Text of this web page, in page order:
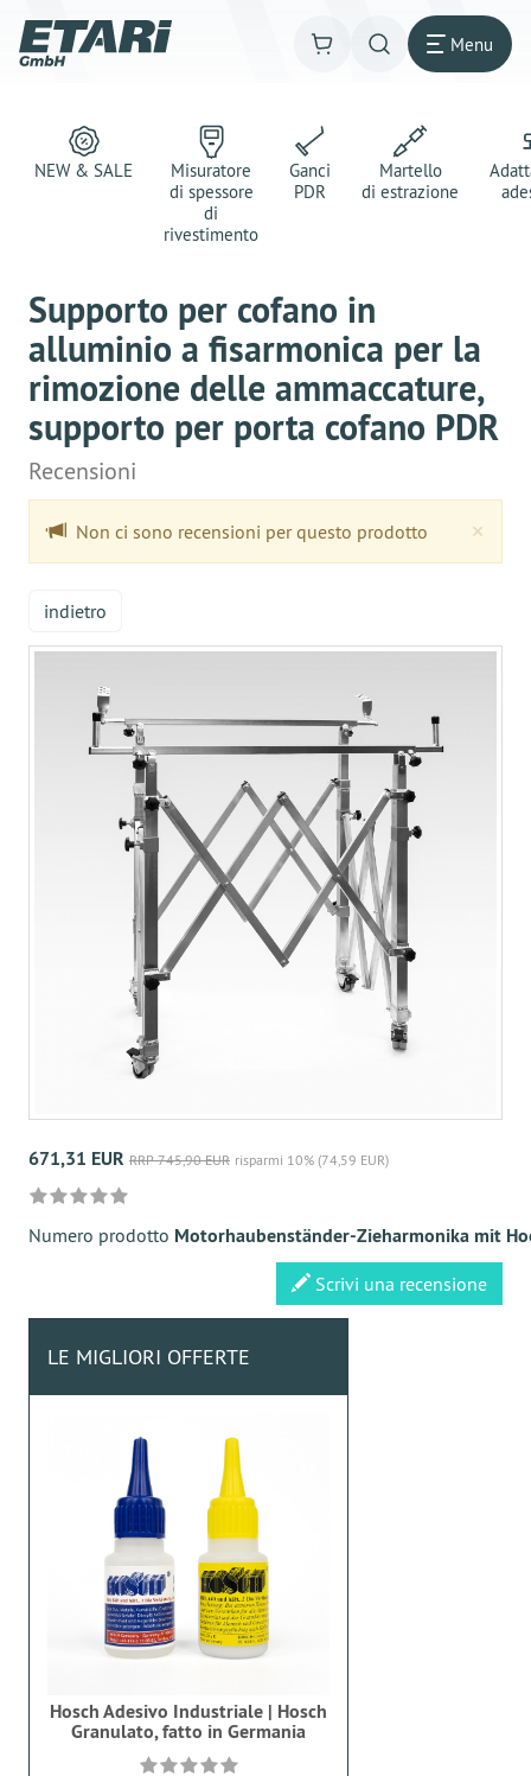
Menu
NEW & SALE
Misuratore
di spessore
di
rivestimento
Ganci
PDR
Martello
di estrazione
Supporto per cofano in
alluminio a fisarmonica per la
rimozione delle ammaccature,
supporto per porta cofano PDR
Recensioni
×
Non ci sono recensioni per questo prodotto
indietro
671,31 EUR RRP 745,90 EUR risparmi 10% (74,59 EUR)
Numero prodotto Motorhaubenständer-Zieharmonika mit
Scrivi una recensione
LE MIGLIORI OFFERTE
Hosch Adesivo Industriale | Hosch
Granulato, fatto in Germania